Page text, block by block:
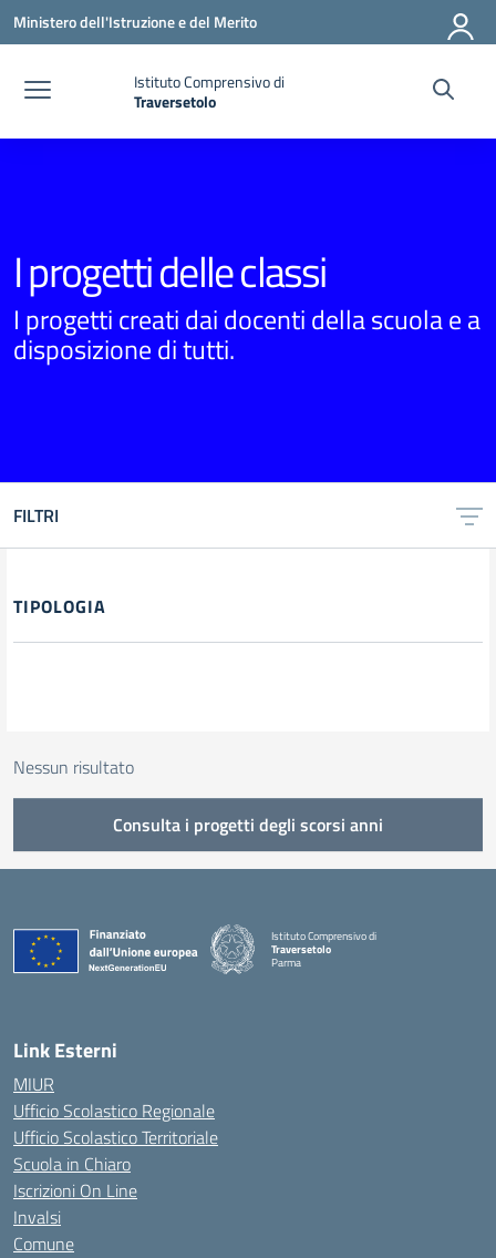
Vai ai contenuti
Vai al menu di navigazione
Vai al footer
Ministero dell'Istruzione e del Merito
Istituto Comprensivo di
Traversetolo
I progetti delle classi
I progetti creati dai docenti della scuola e a
disposizione di tutti.
FILTRI
Filtri
TIPOLOGIA
Nessun risultato
Consulta i progetti degli scorsi anni
Istituto Comprensivo di
Traversetolo
Parma
Link Esterni
MIUR
Ufficio Scolastico Regionale
Ufficio Scolastico Territoriale
Scuola in Chiaro
Iscrizioni On Line
Invalsi
Comune